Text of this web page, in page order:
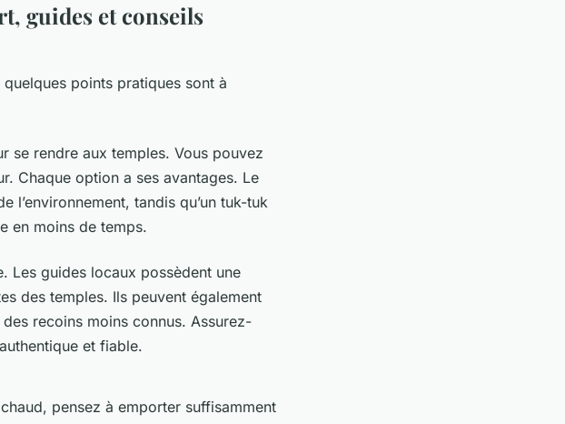
guides et conseils
points pratiques sont à
se rendre aux temples. Vous pouvez
Chaque option a ses avantages. Le
l’environnement, tandis qu’un tuk-tuk
en moins de temps.
Les guides locaux possèdent une
des temples. Ils peuvent également
recoins moins connus. Assurez-
et fiable.
pensez à emporter suffisamment